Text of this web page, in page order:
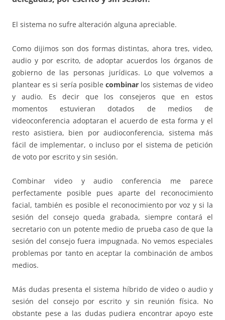
El sistema no sufre alteración alguna apreciable.
Como dijimos son dos formas distintas, ahora tres, video,
audio y por escrito, de adoptar acuerdos los órganos de
gobierno de las personas jurídicas. Lo que volvemos a
plantear es si sería posiblecombinar los sistemas de video
y audio. Es decir que los consejeros que en estos
momentos estuvieran dotados de medios de
videoconferencia adoptaran el acuerdo de esta forma y el
resto asistiera, bien por audioconferencia, sistema más
fácil de implementar, o incluso por el sistema de petición
de voto por escrito y sin sesión.
Combinar video y audio conferencia me parece
perfectamente posible pues aparte del reconocimiento
facial, también es posible el reconocimiento por voz y si la
sesión del consejo queda grabada, siempre contará el
secretario con un potente medio de prueba caso de que la
sesión del consejo fuera impugnada. No vemos especiales
problemas por tanto en aceptar la combinación de ambos
medios.
Más dudas presenta el sistema híbrido de video o audio y
sesión del consejo por escrito y sin reunión física. No
obstante pese a las dudas pudiera encontrar apoyo este